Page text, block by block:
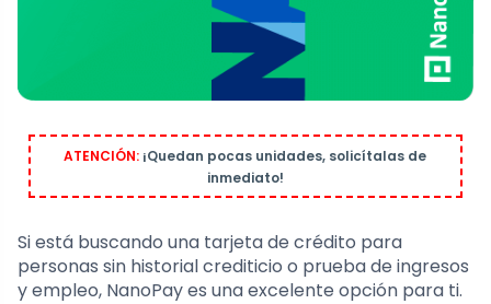
ATENCIÓN: ¡Quedan pocas unidades, solicítalas de
inmediato!
Si está buscando una tarjeta de crédito para
personas sin historial crediticio o prueba de ingresos
y empleo, NanoPay es una excelente opción para ti.